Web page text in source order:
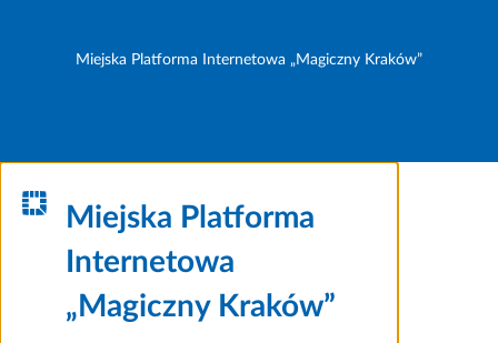
Miejska Platforma Internetowa „Magiczny Kraków”
Miejska Platforma
Internetowa
„Magiczny Kraków”